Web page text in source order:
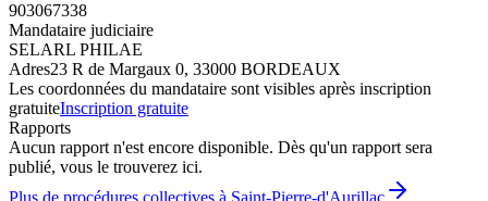
903067338
Mandataire judiciaire
SELARL PHILAE
Adres23 R de Margaux 0, 33000 BORDEAUX
Les coordonnées du mandataire sont visibles après inscription
gratuiteInscription gratuite
Rapports
Aucun rapport n'est encore disponible. Dès qu'un rapport sera
publié, vous le trouverez ici.
Plus de procédures collectives à Saint-Pierre-d'Aurillac